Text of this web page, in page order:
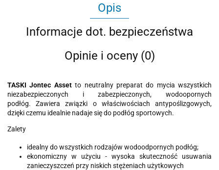
Opis
Informacje dot. bezpieczeństwa
Opinie i oceny (0)
TASKI Jontec Assetto neutralny preparat do mycia wszystkich
niezabezpieczonych i zabezpieczonych, wodoopornych
podłóg. Zawiera związki o właściwościach antypoślizgowych,
dzięki czemu idealnie nadaje się do podłóg sportowych.
Zalety
idealny do wszystkich rodzajów wodoodpornych podłóg;
ekonomiczny w użyciu - wysoka skuteczność usuwania
zanieczyszczeń przy niskich stężeniach użytkowych